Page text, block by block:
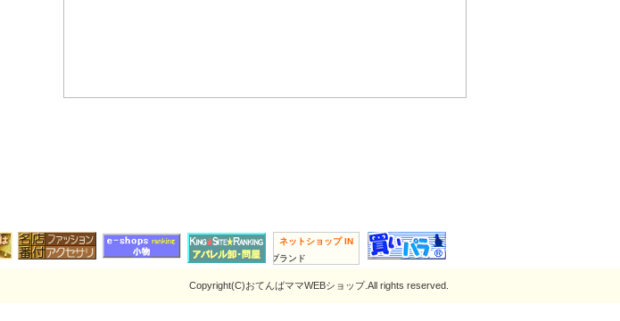
ネットショップ IN
ファッション・ブランド
Copyright(C)おてんばママWEBショップ.All rights reserved.